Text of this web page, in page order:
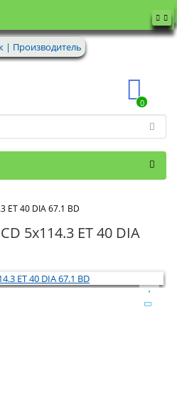
0
ET 40 DIA 67.1 BD
5x114.3 ET 40 DIA